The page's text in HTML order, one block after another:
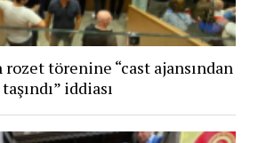
rozet törenine “cast ajansından
iddiası